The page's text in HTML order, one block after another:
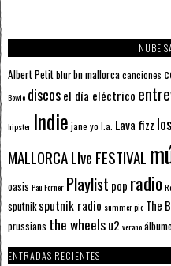
NUBE
Albert Petitblurbn mallorcacanciones
Bowie discosel día eléctrico
hipster Indie jane yo l.a. Lava fizz
MALLORCA LIve FESTIVAL
oasis Pau Forner Playlist pop radio
sputnik sputnik radio summer pie The
prussians the wheelsu2 verano
ENTRADAS RECIENTES